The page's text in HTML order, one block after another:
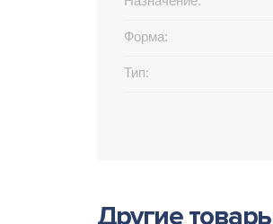
Форма:
Тип:
Другие